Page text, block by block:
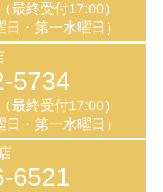
最終受付17:00）
日・第一水曜日）
5734
最終受付17:00）
日・第一水曜日）
6521